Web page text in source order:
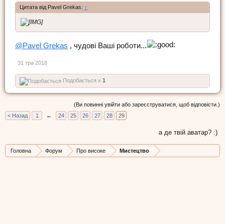
Цитата від Pavel Grekas: ↑
@Pavel Grekas , чудові Ваші роботи...
31 тра 2018
Подобається x 1
(Ви повинні увійти або зареєструватися, щоб відповісти.)
< Назад
1 ← 24 25 26 27 28 29
а де твій аватар? :)
Головна Форум Про високе Мистецтво